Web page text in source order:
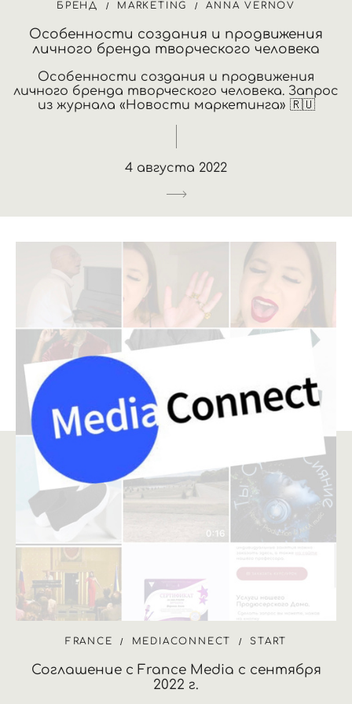
БРЕНД MARKETING ANNA VERNOV
Особенности создания и продвижения
личного бренда творческого человека
Особенности создания и продвижения
личного бренда творческого человека. Запрос
из журнала «Новости маркетинга» 🇷🇺
4 августа 2022
FRANCE MEDIACONNECT START
Соглашение с France Media с сентября
2022 г.